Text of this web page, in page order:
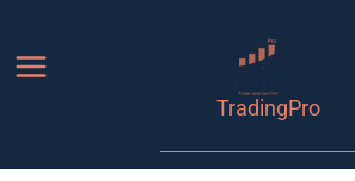
contenu
TradingPro